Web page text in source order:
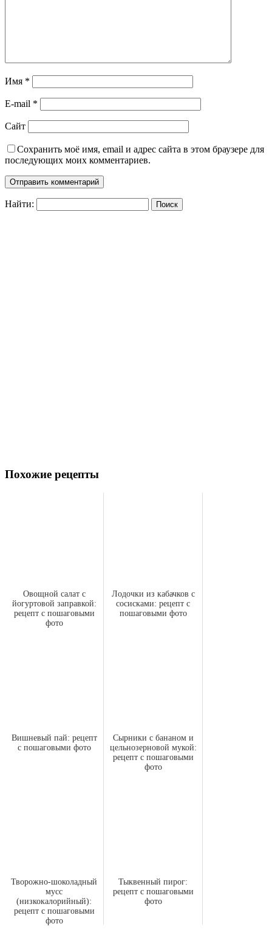
Имя *
E-mail *
Сайт
Сохранить моё имя, email и адрес сайта в этом браузере для
последующих моих комментариев.
Найти:
Похожие рецепты
Овощной салат с
йогуртовой заправкой:
рецепт с пошаговыми
фото
Лодочки из кабачков с
сосисками: рецепт с
пошаговыми фото
Вишневый пай: рецепт
с пошаговыми фото
Сырники с бананом и
цельнозерновой мукой:
рецепт с пошаговыми
фото
Творожно-шоколадный
мусс
(низкокалорийный):
рецепт с пошаговыми
фото
Тыквенный пирог:
рецепт с пошаговыми
фото